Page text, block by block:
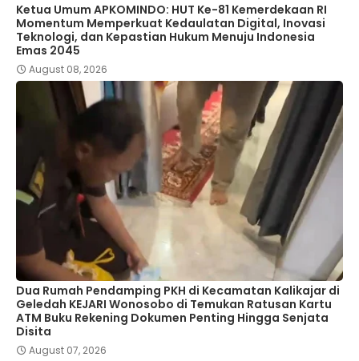
Ketua Umum APKOMINDO: HUT Ke-81 Kemerdekaan RI
Momentum Memperkuat Kedaulatan Digital, Inovasi
Teknologi, dan Kepastian Hukum Menuju Indonesia
Emas 2045
August 08, 2026
Dua Rumah Pendamping PKH di Kecamatan Kalikajar di
Geledah KEJARI Wonosobo di Temukan Ratusan Kartu
ATM Buku Rekening Dokumen Penting Hingga Senjata
Disita
August 07, 2026